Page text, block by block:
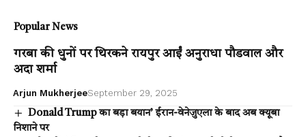
Popular News
गरबा की धुनों पर थिरकने रायपुर आईं अनुराधा पौडवाल और
अदा शर्मा
Arjun MukherjeeSeptember 29, 2025
Donald Trump का बड़ा बयान’ ईरान-वेनेजुएला के बाद अब क्यूबा
निशाने पर